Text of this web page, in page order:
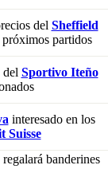
del Sheffield
próximos partidos
del Sportivo Iteño
interesado en los
Suisse
regalará banderines